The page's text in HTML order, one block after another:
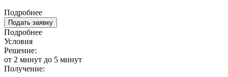
Подробнее
Подать заявку
Подробнее
Условия
Решение:
от 2 минут до 5 минут
Получение: